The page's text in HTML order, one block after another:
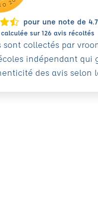
pour une note de
sur 126 avis récoltés
sont collectés par
indépendant
des avis selon